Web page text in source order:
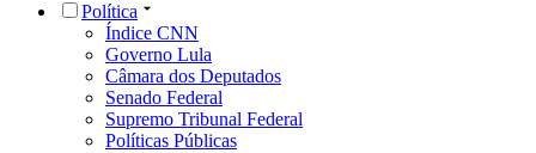
Política
Índice CNN
Governo Lula
Câmara dos Deputados
Senado Federal
Supremo Tribunal Federal
Políticas Públicas